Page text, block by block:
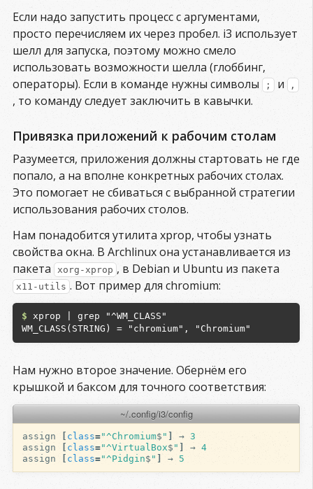
Если надо запустить процесс с аргументами,
просто перечисляем их через пробел. i3 использует
шелл для запуска, поэтому можно смело
использовать возможности шелла (глоббинг,
операторы). Если в команде нужны символы
; и ,
, то команду следует заключить в кавычки.
Привязка приложений к рабочим столам
Разумеется, приложения должны стартовать не где
попало, а на вполне конкретных рабочих столах.
Это помогает не сбиваться с выбранной стратегии
использования рабочих столов.
Нам понадобится утилита xprop, чтобы узнать
свойства окна. В Archlinux она устанавливается из
пакета
xorg-xprop , в Debian и Ubuntu из пакета
x11-utils . Вот пример для chromium:
$ xprop | grep "^WM_CLASS"
Нам нужно второе значение. Обернём его
крышкой и баксом для точного соответствия:
~/.config/i3/config
assign class="^Chromium$ " → 3
assign
class="^VirtualBox$ " → 4
assign
class="^Pidgin$ " → 5